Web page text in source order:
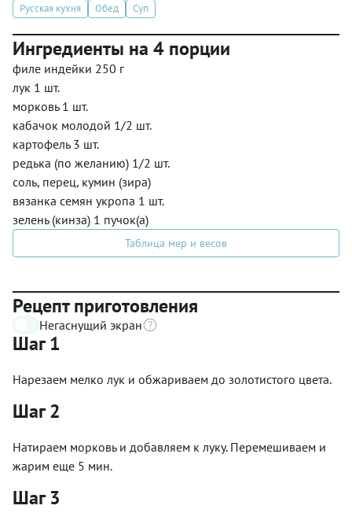
Русская кухня Обед Суп
Ингредиенты на 4 порции
филе индейки 250 г
лук 1 шт.
морковь 1 шт.
кабачок молодой 1/2 шт.
картофель 3 шт.
редька (по желанию) 1/2 шт.
соль, перец, кумин (зира)
вязанка семян укропа 1 шт.
зелень (кинза) 1 пучок(а)
Таблица мер и весов
Рецепт приготовления
Негаснущий экран
Шаг 1
Нарезаем мелко лук и обжариваем до золотистого цвета.
Шаг 2
Натираем морковь и добавляем к луку. Перемешиваем и
жарим еще 5 мин.
Шаг 3